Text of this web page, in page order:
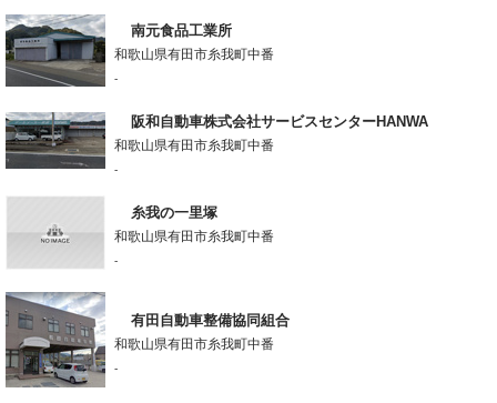
南元食品工業所
和歌山県有田市糸我町中番
-
阪和自動車株式会社サービスセンターHANWA
和歌山県有田市糸我町中番
-
糸我の一里塚
和歌山県有田市糸我町中番
-
有田自動車整備協同組合
和歌山県有田市糸我町中番
-